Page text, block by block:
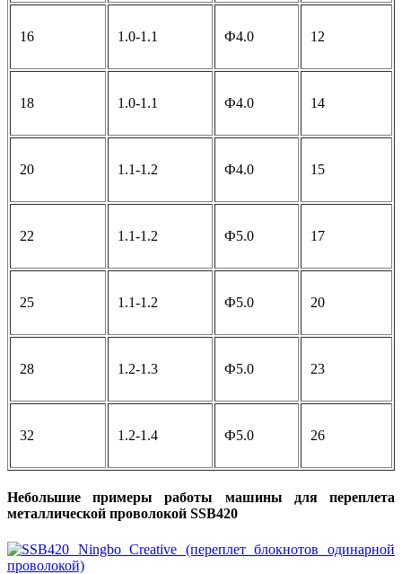
16 1.0-1.1 Ф4.0 12
18 1.0-1.1 Ф4.0 14
20 1.1-1.2 Ф4.0 15
22 1.1-1.2 Ф5.0 17
25 1.1-1.2 Ф5.0 20
28 1.2-1.3 Ф5.0 23
32 1.2-1.4 Ф5.0 26
Небольшие примеры работы машины для переплета
металлической проволокой SSB420